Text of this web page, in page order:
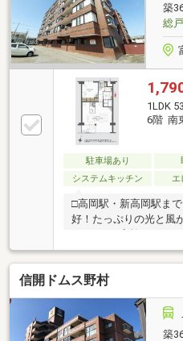
築
総
1LDK
6階 南
駐車場あり
システムキッチン
エ
□高岡駅・新高岡駅ま
好！たっぷりの光と風
みます。□家族みんな
ーリングの住まい。□
移動できます。□バル
い空間です。＼ぜひ、
信開ドムス野村
築